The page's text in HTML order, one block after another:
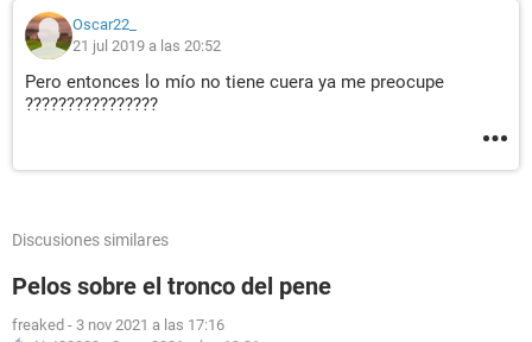
Oscar22_
21 jul 2019 a las 20:52
Pero entonces lo mío no tiene cuera ya me preocupe
????????????????
Discusiones similares
Pelos sobre el tronco del pene
freaked - 3 nov 2021 a las 17:16